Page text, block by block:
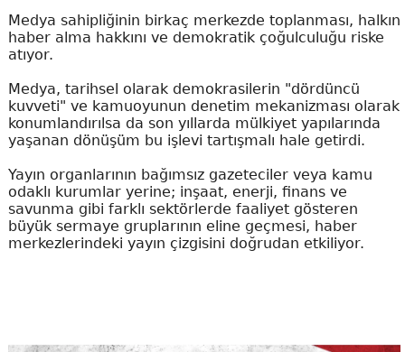
Medya sahipliğinin birkaç merkezde toplanması, halkın
haber alma hakkını ve demokratik çoğulculuğu riske
atıyor.
Medya, tarihsel olarak demokrasilerin "dördüncü
kuvveti" ve kamuoyunun denetim mekanizması olarak
konumlandırılsa da son yıllarda mülkiyet yapılarında
yaşanan dönüşüm bu işlevi tartışmalı hale getirdi.
Yayın organlarının bağımsız gazeteciler veya kamu
odaklı kurumlar yerine; inşaat, enerji, finans ve
savunma gibi farklı sektörlerde faaliyet gösteren
büyük sermaye gruplarının eline geçmesi, haber
merkezlerindeki yayın çizgisini doğrudan etkiliyor.